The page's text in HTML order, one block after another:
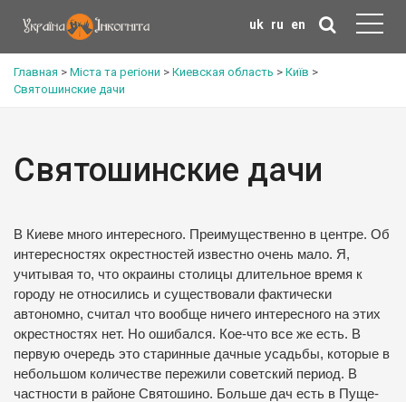
uk ru en
Главная > Міста та регіони > Киевская область > Київ >
Святошинские дачи
Святошинские дачи
В Киеве много интересного. Преимущественно в центре. Об
интересностях окрестностей известно очень мало. Я,
учитывая то, что окраины столицы длительное время к
городу не относились и существовали фактически
автономно, считал что вообще ничего интересного на этих
окрестностях нет. Но ошибался. Кое-что все же есть. В
первую очередь это старинные дачные усадьбы, которые в
небольшом количестве пережили советский период. В
частности в районе Святошино. Больше дач есть в Пуще-